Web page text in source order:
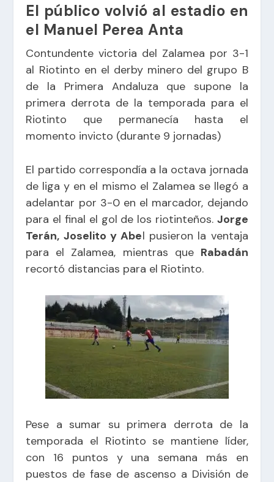
El público volvió al estadio en
el Manuel Perea Anta
Contundente victoria del Zalamea por 3-1
al Riotinto en el derby minero del grupo B
de la Primera Andaluza que supone la
primera derrota de la temporada para el
Riotinto que permanecía hasta el
momento invicto (durante 9 jornadas)
El partido correspondía a la octava jornada
de liga y en el mismo el Zalamea se llegó a
adelantar por 3-0 en el marcador, dejando
para el final el gol de los riotinteños. Jorge
Terán, Joselito y Abel pusieron la ventaja
para el Zalamea, mientras que Rabadán
recortó distancias para el Riotinto.
Pese a sumar su primera derrota de la
temporada el Riotinto se mantiene líder,
con 16 puntos y una semana más en
puestos de fase de ascenso a División de